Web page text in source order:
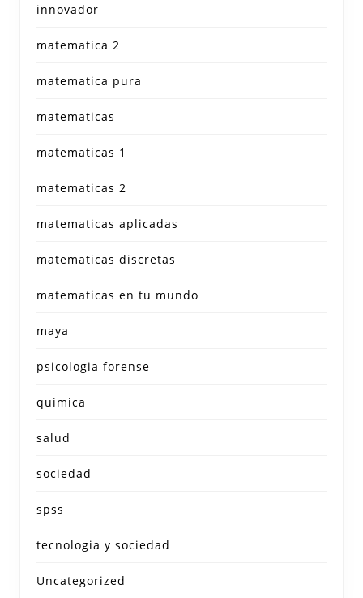
innovador
matematica 2
matematica pura
matematicas
matematicas 1
matematicas 2
matematicas aplicadas
matematicas discretas
matematicas en tu mundo
maya
psicologia forense
quimica
salud
sociedad
spss
tecnologia y sociedad
Uncategorized